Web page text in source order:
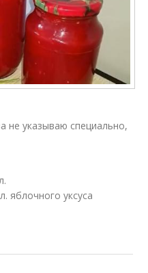
не указываю специально,
яблочного уксуса